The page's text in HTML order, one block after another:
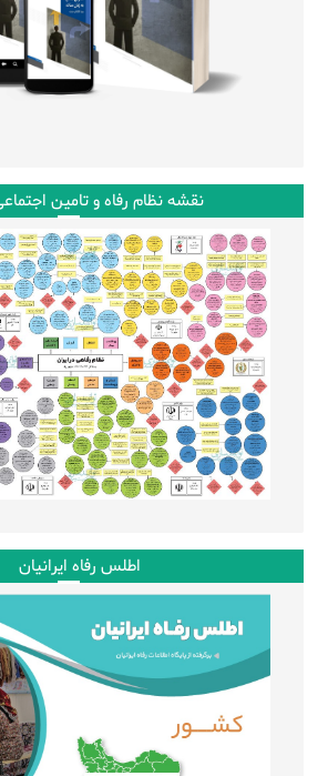
نقشه نظام رفاه و تامین
اطلس رفاه ایرانیان